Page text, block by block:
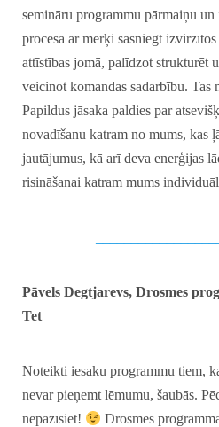
semināru programmu pārmaiņu
procesā ar mērķi sasniegt
attīstības jomā, palīdzot strukturēt
veicinot komandas sadarbību. Tas
Papildus jāsaka paldies par
novadīšanu katram no mums, kas
jautājumus, kā arī deva enerģijas
risināšanai katram mums
Pāvels Degtjarevs, Drosmes
Tet
Noteikti iesaku programmu tiem,
nevar pieņemt lēmumu, šaubās.
nepazīsiet!
Drosmes